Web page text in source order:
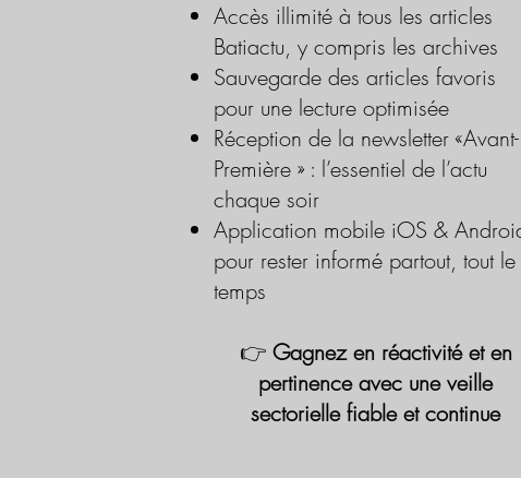
Accès illimité à tous les articles
Batiactu, y compris les archives
Sauvegarde des articles favoris
pour une lecture optimisée
Réception de la newsletter «Avant-
Première » : l’essentiel de l’actu
chaque soir
Application mobile iOS &
pour rester informé partout, tout le
temps
👉 Gagnez en réactivité et en
pertinence avec une veille
sectorielle fiable et continue